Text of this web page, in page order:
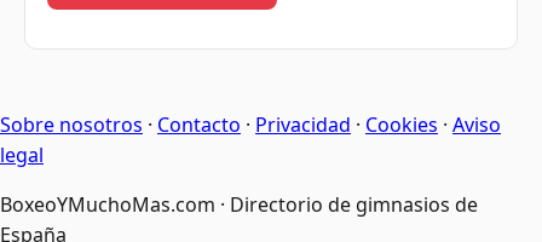
Sobre nosotros · Contacto · Privacidad · Cookies · Aviso
legal
BoxeoYMuchoMas.com · Directorio de gimnasios de
España